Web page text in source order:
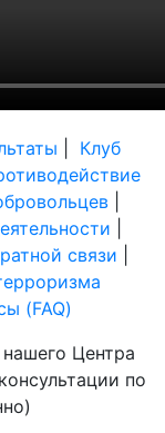
Клуб
связи
(FAQ)
Центра
по